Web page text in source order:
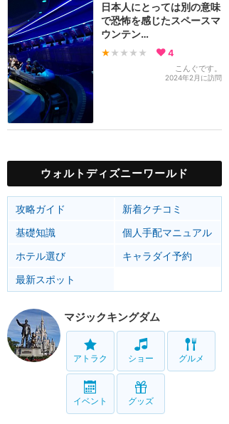
日本人にとっては別の意味
で恐怖を感じたスペースマ
ウンテン…
★ ★★★★ 4
こんぐです。
2024年2月に訪問
ウォルトディズニーワールド
攻略ガイド
新着クチコミ
基礎知識
個人手配マニュアル
ホテル選び
キャラダイ予約
最新スポット
マジックキングダム
アトラク ショー グルメ
イベント グッズ